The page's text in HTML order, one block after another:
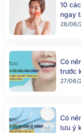
10
ngay
28/06/
Có
trước
27/06/
Có
lưu ý